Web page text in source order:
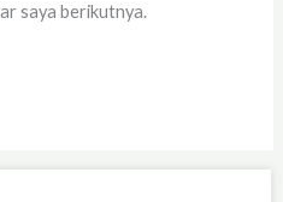
saya berikutnya.